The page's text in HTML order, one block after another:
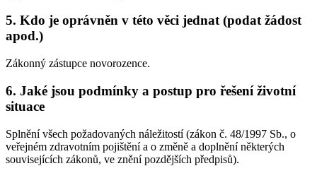
5. Kdo je oprávněn v této věci jednat (podat žádost
apod.)
Zákonný zástupce novorozence.
6. Jaké jsou podmínky a postup pro řešení životní
situace
Splnění všech požadovaných náležitostí (zákon č. 48/1997 Sb., o
veřejném zdravotním pojištění a o změně a doplnění některých
souvisejících zákonů, ve znění pozdějších předpisů).